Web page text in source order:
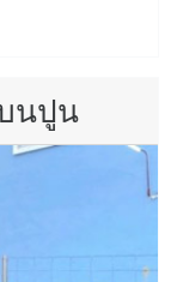
บนปูน